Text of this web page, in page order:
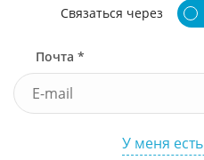
Связаться через
Почта *
У меня